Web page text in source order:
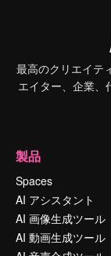
最高のクリエイテ
エイター、企業、
製品
Spaces
AI アシスタント
AI 画像生成ツール
AI 動画生成ツール